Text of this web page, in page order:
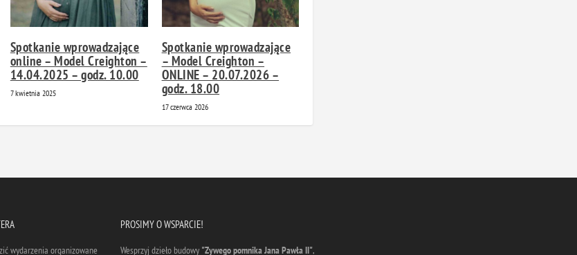
Spotkanie wprowadzające
online – Model Creighton –
14.04.2025 – godz. 10.00
7 kwietnia 2025
Spotkanie wprowadzające
– Model Creighton –
ONLINE – 20.07.2026 –
godz. 18.00
17 czerwca 2026
wydarzenia organizowane
PROSIMY O WSPARCIE!
Wesprzyj dzieło budowy "Zywego pomnika Jana Pawła II",